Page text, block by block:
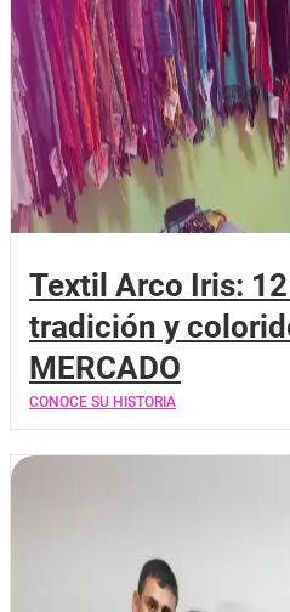
Textil Arco Iris:
tradición y
MERCADO
CONOCE SU HISTORIA